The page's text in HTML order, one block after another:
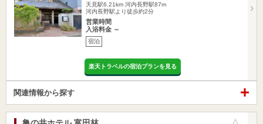
天見駅6.21km 河内長野駅87m
河内長野駅より徒歩約2分
営業時間
入浴料金 ～
宿泊
楽天トラベルの宿泊プランを見る
関連情報から探す